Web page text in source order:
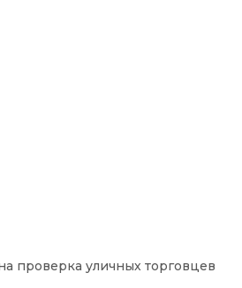
проверка уличных торговцев